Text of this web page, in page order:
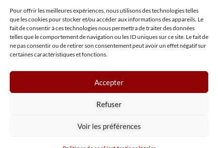
Pour offrir les meilleures expériences, nous utilisons des technologies telles
que les cookies pour stocker et/ou accéder aux informations des appareils. Le
fait de consentir à ces technologies nous permettra de traiter des données
telles que le comportement de navigation ou les ID uniques sur ce site. Le fait de
ne pas consentir ou de retirer son consentement peut avoir un effet négatif sur
certaines caractéristiques et fonctions.
Accepter
Refuser
Voir les préférences
INSIGHT NPA
Mentions légales
Tous droits réservés NPA Conseil